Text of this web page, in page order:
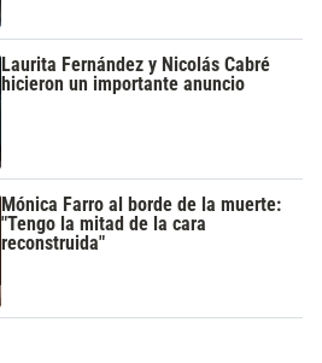
Laurita Fernández y Nicolás Cabré
hicieron un importante anuncio
Mónica Farro al borde de la muerte:
"Tengo la mitad de la cara
reconstruida"